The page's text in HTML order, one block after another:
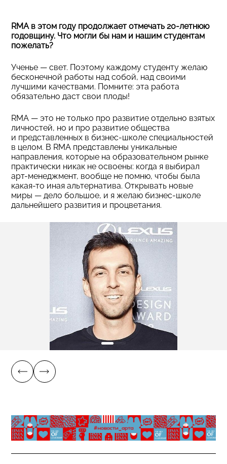
RMA в этом году продолжает отмечать 20-летнюю
годовщину. Что могли бы нам и нашим студентам
пожелать?
Ученье — свет. Поэтому каждому студенту желаю
бесконечной работы над собой, над своими
лучшими качествами. Помните: эта работа
обязательно даст свои плоды!
RMA — это не только про развитие отдельно взятых
личностей, но и про развитие общества
и представленных в бизнес-школе специальностей
в целом. В RMA представлены уникальные
направления, которые на образовательном рынке
практически никак не освоены: когда я выбирал
арт-менеджмент, вообще не помню, чтобы была
какая-то иная альтернатива. Открывать новые
миры — дело большое, и я желаю бизнес-школе
дальнейшего развития и процветания.